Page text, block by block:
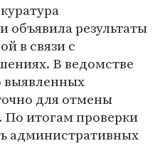
объявила результаты
в связи с
В ведомстве
выявленных
для отмены
По итогам проверки
административных